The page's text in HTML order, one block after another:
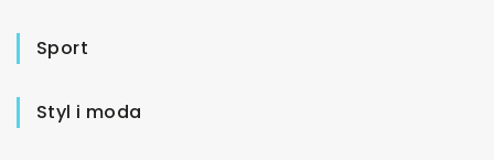
Sport
Styl i moda